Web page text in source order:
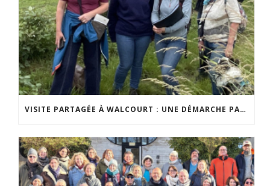
VISITE PARTAGÉE À WALCOURT : UNE DÉMARCHE PARTICIPATIVE ANIMÉE PAR ESPACE ENVIRONNEMENT